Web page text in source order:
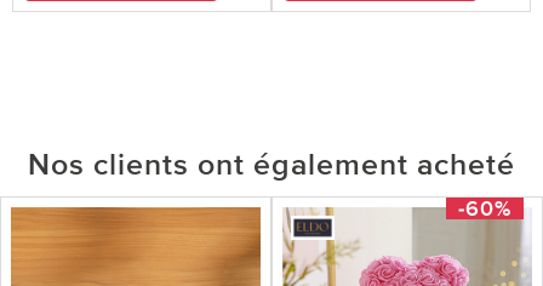
Nos clients ont également acheté
-60%